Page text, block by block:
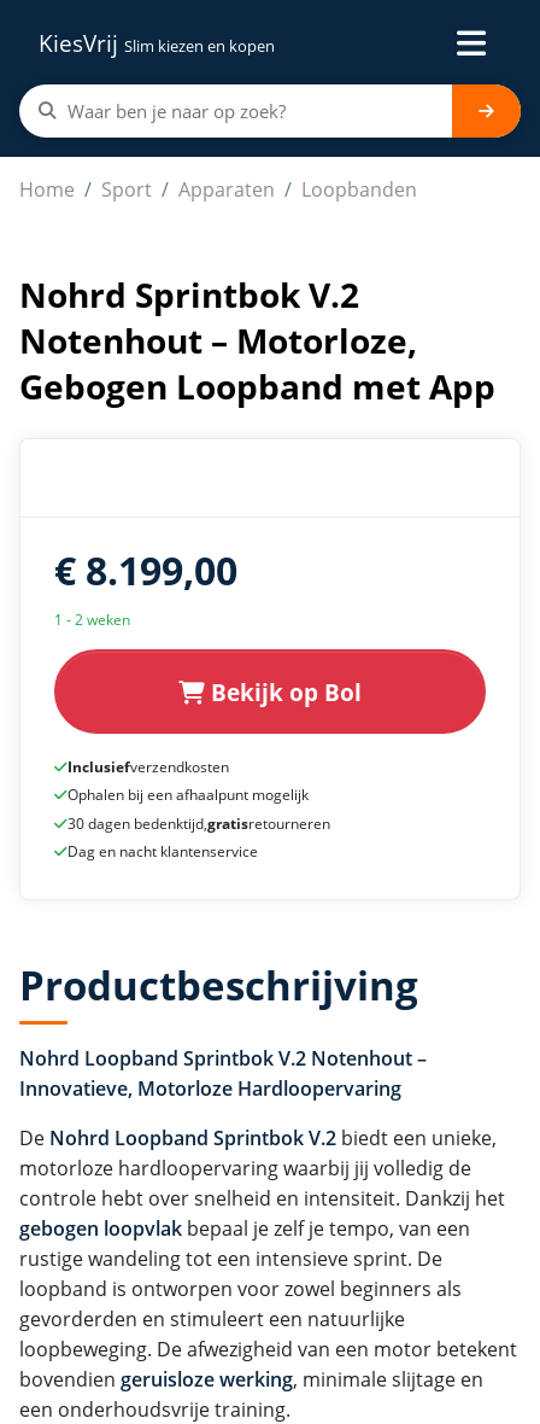
KiesVrij Slim kiezen en kopen
Home Sport Apparaten Loopbanden
Nohrd Sprintbok V.2 Notenhout – Motorloze, Gebogen
Nohrd Sprintbok V.2
Notenhout – Motorloze,
Gebogen Loopband met App
€ 8.199,00
1 - 2 weken
Bekijk op Bol
Inclusiefverzendkosten
Ophalen bij een afhaalpunt mogelijk
30 dagen bedenktijd,gratisretourneren
Dag en nacht klantenservice
Productbeschrijving
Nohrd Loopband Sprintbok V.2 Notenhout –
Innovatieve, Motorloze Hardloopervaring
De Nohrd Loopband Sprintbok V.2 biedt een unieke,
motorloze hardloopervaring waarbij jij volledig de
controle hebt over snelheid en intensiteit. Dankzij het
gebogen loopvlak bepaal je zelf je tempo, van een
rustige wandeling tot een intensieve sprint. De
loopband is ontworpen voor zowel beginners als
gevorderden en stimuleert een natuurlijke
loopbeweging. De afwezigheid van een motor betekent
bovendien geruisloze werking, minimale slijtage en
een onderhoudsvrije training.